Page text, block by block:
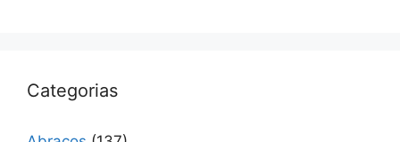
Categorias